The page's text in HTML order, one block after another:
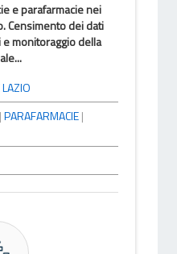
e parafarmacie nei
Censimento dei dati
monitoraggio della
|PARAFARMACIE|